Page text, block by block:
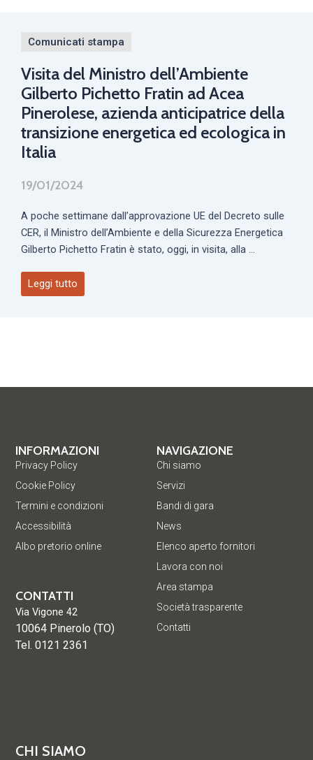
Comunicati stampa
Visita del Ministro dell’Ambiente
Gilberto Pichetto Fratin ad Acea
Pinerolese, azienda anticipatrice della
transizione energetica ed ecologica in
Italia
19/01/2024
A poche settimane dall’approvazione UE del Decreto sulle
CER, il Ministro dell’Ambiente e della Sicurezza Energetica
Gilberto Pichetto Fratin è stato, oggi, in visita, alla ...
Leggi tutto
CHI SIAMO
NAVIGAZIONE
Chi siamo
Servizi
Bandi di gara
News
Elenco aperto fornitori
Lavora con noi
Area stampa
Società trasparente
Contatti
INFORMAZIONI
Privacy Policy
Cookie Policy
Termini e condizioni
Accessibilità
Albo pretorio online
CONTATTI
Via Vigone 42
10064 Pinerolo (TO)
Tel. 0121 2361